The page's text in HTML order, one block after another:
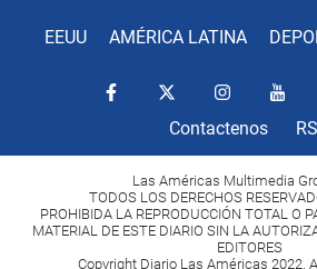
EEUU AMÉRICA LATINA
Contactenos
Las Américas Multimedia
TODOS LOS DERECHOS
PROHIBIDA LA REPRODUCCIÓN TOTAL O
MATERIAL DE ESTE DIARIO SIN LA
EDITORES
Copyright Diario Las Américas 2022.